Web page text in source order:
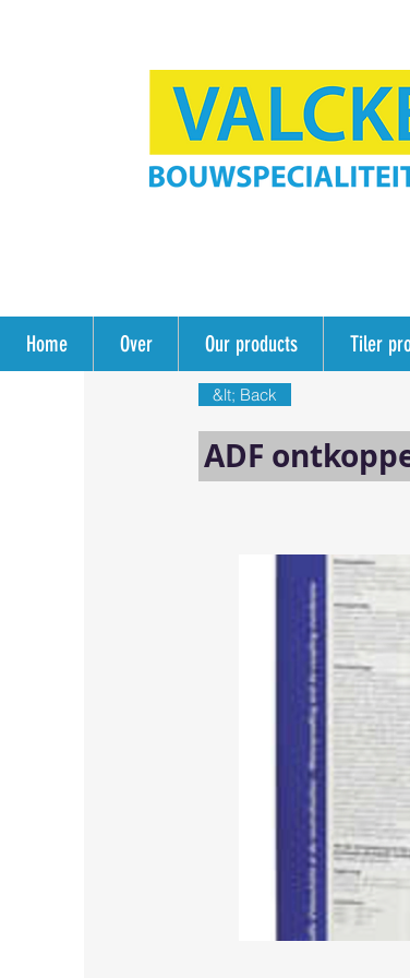
Home Over Our products Tiler
&lt; Back
ADF